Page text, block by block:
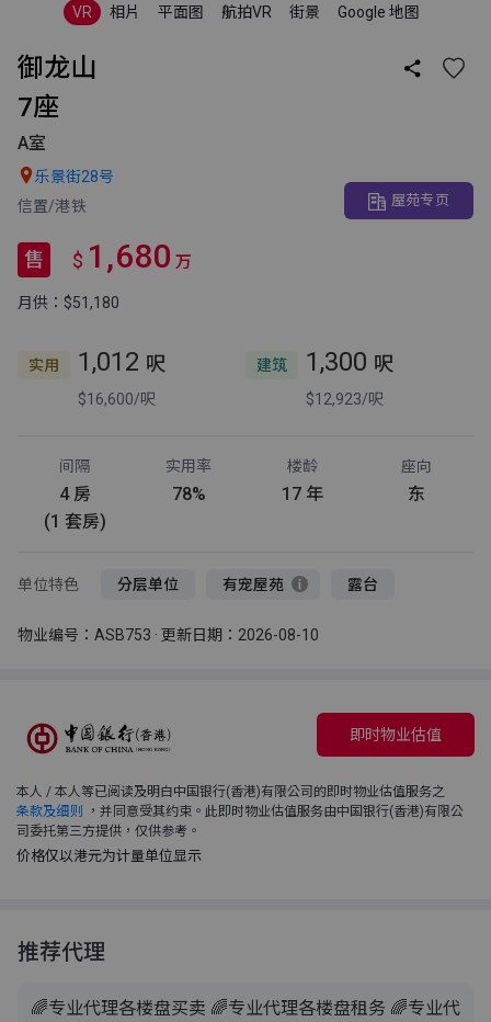
VR 相片 平面图 航拍VR 街景 Google 地图
御龙山 
7座
A室
乐景街28号
信置/港铁
屋苑专页
售 $ 1,680 万
月供：$51,180
实用 1,012 呎
$16,600/呎
建筑 1,300 呎
$12,923/呎
间隔
4 房
(1 套房)
实用率
78%
楼龄
17 年
座向
东
单位特色 分层单位 有宠屋苑 露台
物业编号：ASB753 · 更新日期：2026-08-10
即时物业估值
本人 / 本人等已阅读及明白中国银行(香港)有限公司的即时物业估值服务之
条款及细则
，并同意受其约束。此即时物业估值服务由中国银行(香港)有限公
司委托第三方提供，仅供参考。
价格仅以港元为计量单位显示
推荐代理
🌈专业代理各楼盘买卖 🌈专业代理各楼盘租务 🌈专业代